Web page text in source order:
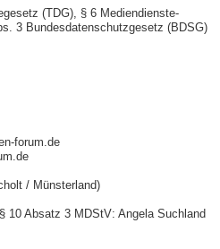
(TDG), § 6 Mediendienste-
3 Bundesdatenschutzgesetz (BDSG)
forum.de
/ Münsterland)
10 Absatz 3 MDStV: Angela Suchland